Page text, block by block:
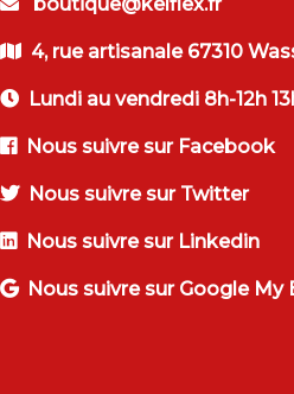
4, rue artisanale 67310
Lundi au vendredi 8h-12h
Nous suivre sur Facebook
Nous suivre sur Twitter
Nous suivre sur Linkedin
Nous suivre sur Google My